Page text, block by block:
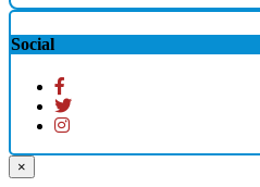
Social
×